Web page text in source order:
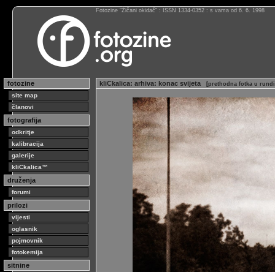
Fotozine “Žičani okidač” : ISSN 1334-0352 : s vama od 6. 6. 1998
fotozine
site map
članovi
fotografija
odkritje
kalibracija
galerije
kliCkalica™
druženja
forumi
prilozi
vijesti
oglasnik
pojmovnik
fotokemija
sitnine
kliCkalica: arhiva: konac svijeta [prethodna fotka u rundi